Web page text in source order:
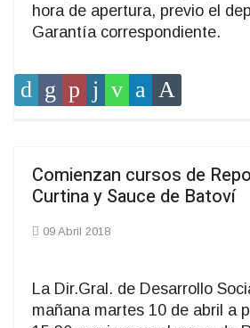
hora de apertura, previo el
Garantía correspondiente.
Comienzan cursos de
Curtina y Sauce de Batoví
09 Abril 2018
La Dir.Gral. de Desarrollo
mañana martes 10 de abril a